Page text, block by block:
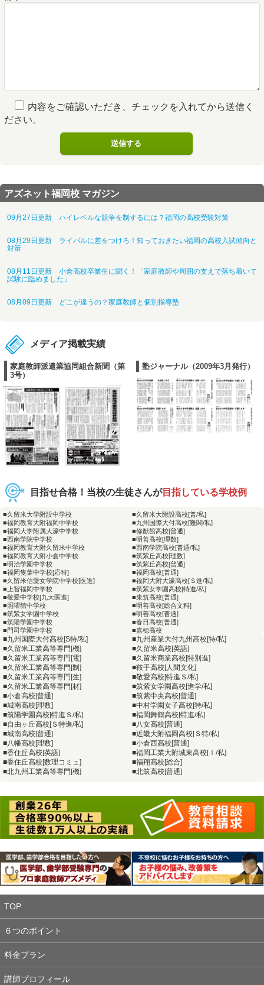
内容をご確認いただき、チェックを入れてから送信く
ださい。
アズネット福岡校 マガジン
09月27日更新 ハイレベルな競争を制するには？福岡の高校受験対策
08月29日更新 ライバルに差をつけろ！知っておきたい福岡の高校入試傾向と
対策
08月11日更新 小倉高校卒業生に聞く！「家庭教師や周囲の支えで落ち着いて
試験に臨めました」
08月09日更新 どこが違うの？家庭教師と個別指導塾
メディア掲載実績
家庭教師派遣業協同組合新聞（第
3号）
塾ジャーナル（2009年3月発行）
目指せ合格！当校の生徒さんが目指している学校例
■久留米大学附設中学校
■福岡教育大附福岡中学校
■福岡大学附属大濠中学校
■西南学院中学校
■福岡教育大附久留米中学校
■福岡教育大附小倉中学校
■明治学園中学校
■福岡隻葉中学校[応特]
■久留米信愛女学院中学校[医進]
■上智福岡中学校
■敬愛中学校[九大医進]
■照曜館中学校
■筑紫女学園中学校
■筑陽学園中学校
■門司学園中学校
■久留米大附設高校[普/私]
■九州国際大付高校[難関/私]
■修猷館高校[普通]
■明善高校[理数]
■西南学院高校[普通/私]
■筑紫丘高校[理数]
■筑紫丘高校[普通]
■福岡高校[普通]
■福岡大附大濠高校[Ｓ進/私]
■筑紫女学園高校[特進/私]
■東筑高校[普通]
■明善高校[総合文科]
■明善高校[普通]
■春日高校[普通]
■嘉穂高校
■九州国際大付高校[S特/私]
■久留米工業高等専門[機]
■久留米工業高等専門[電]
■久留米工業高等専門[制]
■久留米工業高等専門[生]
■久留米工業高等専門[材]
■小倉高校[普通]
■城南高校[理数]
■筑陽学園高校[特進Ｓ/私]
■自由ヶ丘高校[Ｓ特進/私]
■城南高校[普通]
■八幡高校[理数]
■香住丘高校[英語]
■香住丘高校[数理コミュ]
■北九州工業高等専門[機]
■九州産業大付九州高校[特/私]
■久留米高校[英語]
■久留米商業高校[特別進]
■鞍手高校[人間文化]
■敬愛高校[特進Ｓ/私]
■筑紫女学園高校[進学/私]
■筑紫中央高校[普通]
■中村学園女子高校[特/私]
■福岡舞鶴高校[特進/私]
■八女高校[普通]
■近畿大附福岡高校[Ｓ特/私]
■小倉西高校[普通]
■福岡工業大附城東高校[Ⅰ/私]
■福翔高校[総合]
■北筑高校[普通]
TOP
６つのポイント
料金プラン
講師プロフィール